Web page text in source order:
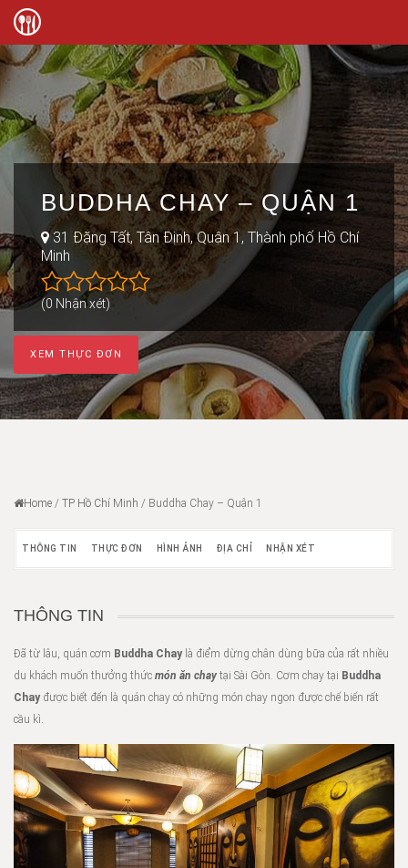
BUDDHA CHAY – QUẬN 1
31 Đặng Tất, Tân Định, Quận 1, Thành phố Hồ Chí
Minh
(0 Nhận xét)
XEM THỰC ĐƠN
Home / TP Hồ Chí Minh / Buddha Chay – Quận 1
THÔNG TIN THỰC ĐƠN HÌNH ẢNH ĐỊA CHỈ NHẬN XÉT
THÔNG TIN
Đã từ lâu, quán cơm Buddha Chay là điểm dừng chân dùng bữa của rất nhiều
du khách muốn thưởng thức món ăn chay tại Sài Gòn. Cơm chay tại Buddha
Chay được biết đến là quán chay có những món chay ngon được chế biến rất
cầu kì.